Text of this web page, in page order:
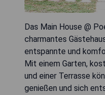
Das Main House @
charmantes
entspannte und
Mit einem Garten,
und einer Terrasse
genießen und sich